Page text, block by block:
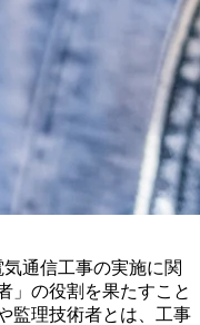
通信工事の実施に関
」の役割を果たすこと
監理技術者とは、工事